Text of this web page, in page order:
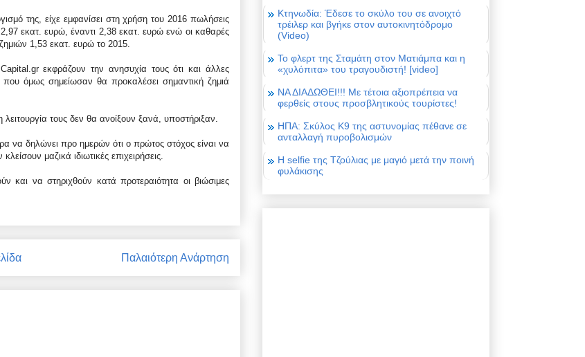
της, είχε εμφανίσει στη χρήση του 2016 πωλήσεις
εκατ. ευρώ, έναντι 2,38 εκατ. ευρώ ενώ οι καθαρές
1,53 εκατ. ευρώ τo 2015.
εκφράζουν την ανησυχία τους ότι και άλλες
που όμως σημείωσαν θα προκαλέσει σημαντική ζημιά
λειτουργία τους δεν θα ανοίξουν ξανά, υποστήριξαν.
να δηλώνει προ ημερών ότι ο πρώτος στόχος είναι να
μαζικά ιδιωτικές επιχειρήσεις.
και να στηριχθούν κατά προτεραιότητα οι βιώσιμες
Παλαιότερη Ανάρτηση
Κτηνωδία: Έδεσε το σκύλο του σε ανοιχτό
τρέιλερ και βγήκε στον αυτοκινητόδρομο
(Video)
Το φλερτ της Σταμάτη στον Ματιάμπα και η
«χυλόπιτα» του τραγουδιστή! [video]
ΝΑ ΔΙΑΔΩΘΕΙ!!! Με τέτοια αξιοπρέπεια να
φερθείς στους προσβλητικούς τουρίστες!
ΗΠΑ: Σκύλος Κ9 της αστυνομίας πέθανε σε
ανταλλαγή πυροβολισμών
Η selfie της Τζούλιας με μαγιό μετά την ποινή
φυλάκισης